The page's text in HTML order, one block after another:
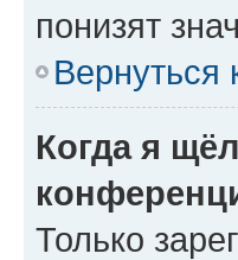
понизят
Вернуться
Когда я
Только